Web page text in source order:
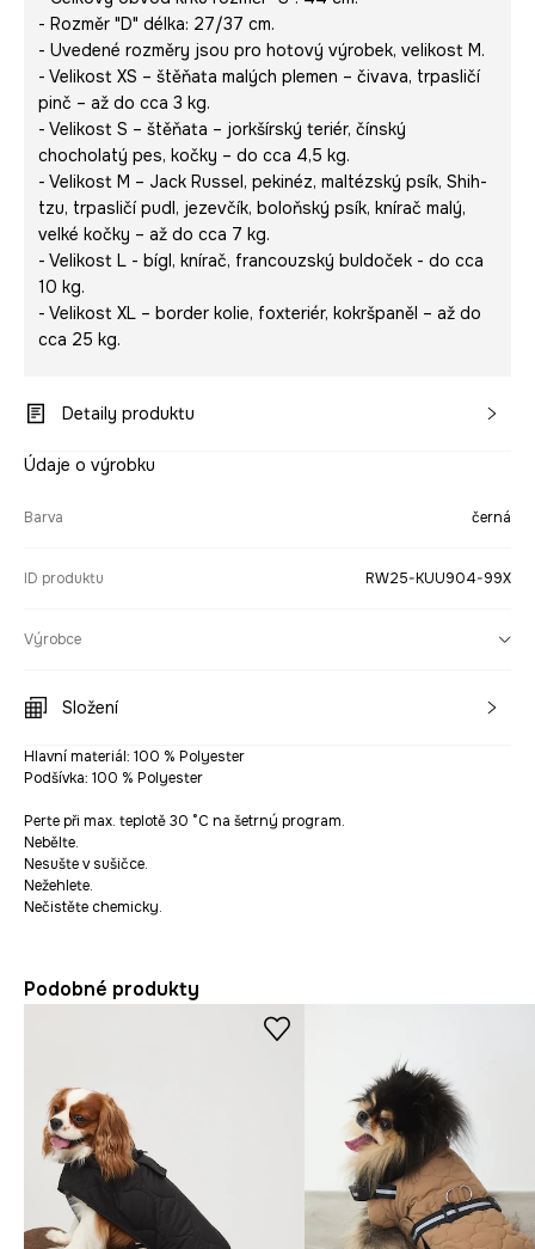
- Rozměr "D" délka: 27/37 cm.
- Uvedené rozměry jsou pro hotový výrobek, velikost M.
- Velikost XS – štěňata malých plemen – čivava, trpasličí
pinč – až do cca 3 kg.
- Velikost S – štěňata – jorkšírský teriér, čínský
chocholatý pes, kočky – do cca 4,5 kg.
- Velikost M – Jack Russel, pekinéz, maltézský psík, Shih-
tzu, trpasličí pudl, jezevčík, boloňský psík, knírač malý,
velké kočky – až do cca 7 kg.
- Velikost L - bígl, knírač, francouzský buldoček - do cca
10 kg.
- Velikost XL – border kolie, foxteriér, kokršpaněl – až do
cca 25 kg.
Detaily produktu
Údaje o výrobku
Barva černá
ID produktu RW25-KUU904-99X
Výrobce
Složení
Hlavní materiál: 100 % Polyester
Podšívka: 100 % Polyester
Perte při max. teplotě 30 °C na šetrný program.
Nebělte.
Nesušte v sušičce.
Nežehlete.
Nečistěte chemicky.
Podobné produkty